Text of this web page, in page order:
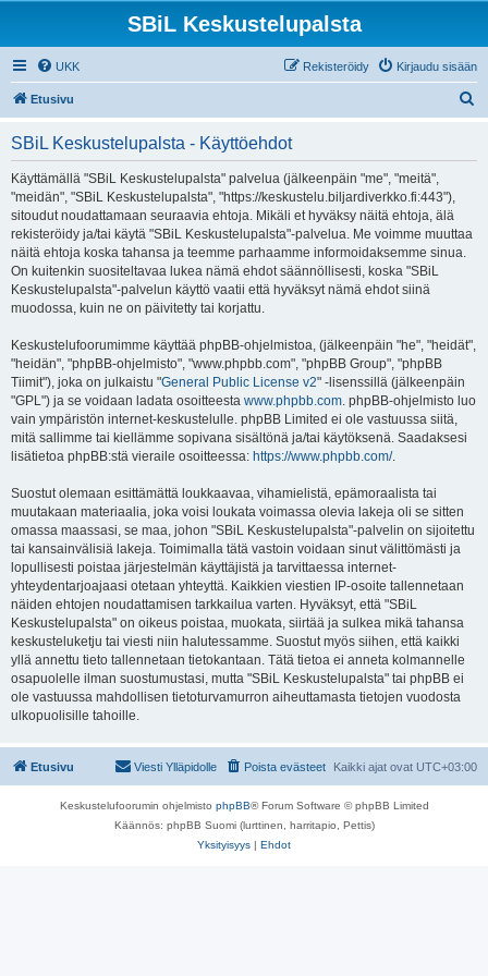
SBiL Keskustelupalsta
UKK Kirjaudu sisään
Rekisteröidy
Etusivu
SBiL Keskustelupalsta - Käyttöehdot
Käyttämällä "SBiL Keskustelupalsta" palvelua (jälkeenpäin "me", "meitä",
"meidän", "SBiL Keskustelupalsta", "https://keskustelu.biljardiverkko.fi:443"),
sitoudut noudattamaan seuraavia ehtoja. Mikäli et hyväksy näitä ehtoja, älä
rekisteröidy ja/tai käytä "SBiL Keskustelupalsta"-palvelua. Me voimme muuttaa
näitä ehtoja koska tahansa ja teemme parhaamme informoidaksemme sinua.
On kuitenkin suositeltavaa lukea nämä ehdot säännöllisesti, koska "SBiL
Keskustelupalsta"-palvelun käyttö vaatii että hyväksyt nämä ehdot siinä
muodossa, kuin ne on päivitetty tai korjattu.
Keskustelufoorumimme käyttää phpBB-ohjelmistoa, (jälkeenpäin "he", "heidät",
"heidän", "phpBB-ohjelmisto", "www.phpbb.com", "phpBB Group", "phpBB
Tiimit"), joka on julkaistu "General Public License v2" -lisenssillä (jälkeenpäin
"GPL") ja se voidaan ladata osoitteesta www.phpbb.com. phpBB-ohjelmisto luo
vain ympäristön internet-keskustelulle. phpBB Limited ei ole vastuussa siitä,
mitä sallimme tai kiellämme sopivana sisältönä ja/tai käytöksenä. Saadaksesi
lisätietoa phpBB:stä vieraile osoitteessa: https://www.phpbb.com/.
Suostut olemaan esittämättä loukkaavaa, vihamielistä, epämoraalista tai
muutakaan materiaalia, joka voisi loukata voimassa olevia lakeja oli se sitten
omassa maassasi, se maa, johon "SBiL Keskustelupalsta"-palvelin on sijoitettu
tai kansainvälisiä lakeja. Toimimalla tätä vastoin voidaan sinut välittömästi ja
lopullisesti poistaa järjestelmän käyttäjistä ja tarvittaessa internet-
yhteydentarjoajaasi otetaan yhteyttä. Kaikkien viestien IP-osoite tallennetaan
näiden ehtojen noudattamisen tarkkailua varten. Hyväksyt, että "SBiL
Keskustelupalsta" on oikeus poistaa, muokata, siirtää ja sulkea mikä tahansa
keskusteluketju tai viesti niin halutessamme. Suostut myös siihen, että kaikki
yllä annettu tieto tallennetaan tietokantaan. Tätä tietoa ei anneta kolmannelle
osapuolelle ilman suostumustasi, mutta "SBiL Keskustelupalsta" tai phpBB ei
ole vastuussa mahdollisen tietoturvamurron aiheuttamasta tietojen vuodosta
ulkopuolisille tahoille.
Etusivu Kaikki ajat ovat UTC+03:00
Poista evästeet
Viesti Ylläpidolle
Keskustelufoorumin ohjelmisto phpBB® Forum Software © phpBB Limited
Käännös: phpBB Suomi (lurttinen, harritapio, Pettis)
Yksityisyys | Ehdot